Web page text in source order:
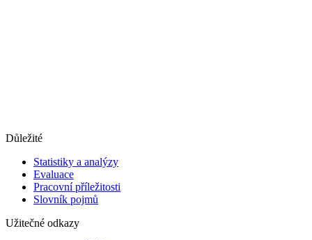
Důležité
Statistiky a analýzy
Evaluace
Pracovní příležitosti
Slovník pojmů
Užitečné odkazy